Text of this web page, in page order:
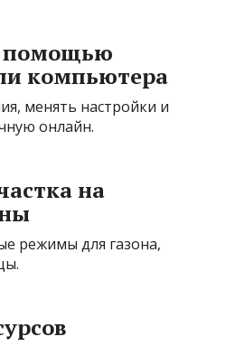
помощью
компьютера
менять настройки и
онлайн.
на
режимы для газона,